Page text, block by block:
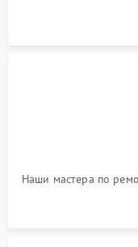
Наши мастера по